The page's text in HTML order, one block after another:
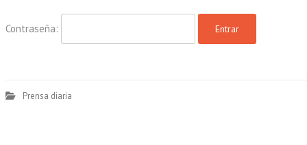
Contraseña:
Prensa diaria